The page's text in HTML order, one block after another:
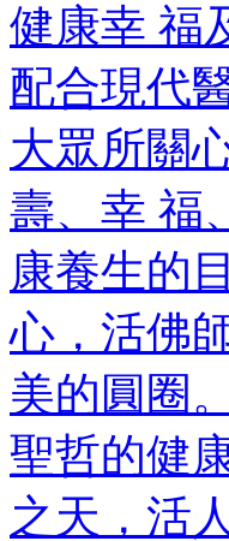
健康幸 福
配合現代
大眾所關
壽、幸 福
康養生的
心，活佛
美的圓圈
聖哲的健
之天，活